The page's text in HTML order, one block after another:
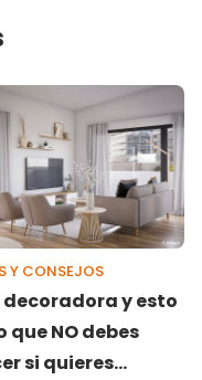
Y CONSEJOS
decoradora y esto
que NO debes
si quieres